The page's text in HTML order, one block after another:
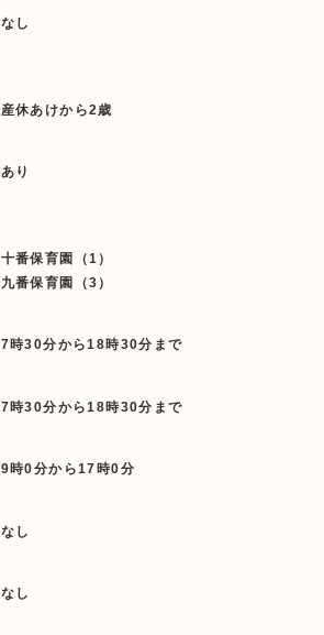
なし
産休あけから2歳
あり
十番保育園（1）
九番保育園（3）
7時30分から18時30分まで
7時30分から18時30分まで
9時0分から17時0分
なし
なし